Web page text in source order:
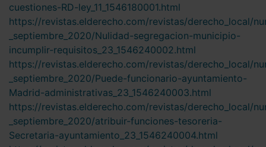
cuestiones-RD-ley_11_1546180001.html
https://revistas.elderecho.com/revistas/derecho_local/
_septiembre_2020/Nulidad-segregacion-municipio-
incumplir-requisitos_23_1546240002.html
https://revistas.elderecho.com/revistas/derecho_local/
_septiembre_2020/Puede-funcionario-ayuntamiento-
Madrid-administrativas_23_1546240003.html
https://revistas.elderecho.com/revistas/derecho_local/
_septiembre_2020/atribuir-funciones-tesoreria-
Secretaria-ayuntamiento_23_1546240004.html